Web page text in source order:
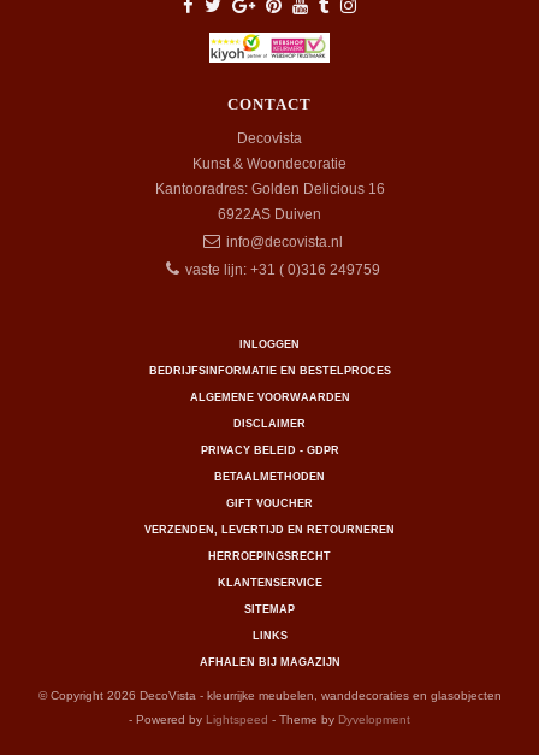
CONTACT
Decovista
Kunst & Woondecoratie
Kantooradres: Golden Delicious 16
6922AS Duiven
info@decovista.nl
vaste lijn: +31 ( 0)316 249759
INLOGGEN
BEDRIJFSINFORMATIE EN BESTELPROCES
ALGEMENE VOORWAARDEN
DISCLAIMER
PRIVACY BELEID - GDPR
BETAALMETHODEN
GIFT VOUCHER
VERZENDEN, LEVERTIJD EN RETOURNEREN
HERROEPINGSRECHT
KLANTENSERVICE
SITEMAP
LINKS
AFHALEN BIJ MAGAZIJN
© Copyright 2026 DecoVista - kleurrijke meubelen, wanddecoraties en glasobjecten
- Powered by Lightspeed - Theme by Dyvelopment